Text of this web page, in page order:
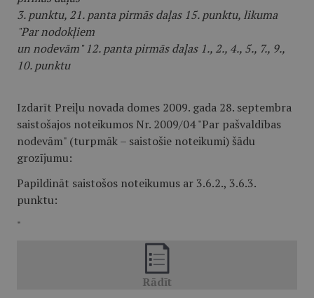
3. punktu, 21. panta pirmās daļas 15. punktu, likuma
"Par nodokļiem
un nodevām" 12. panta pirmās daļas 1., 2., 4., 5., 7., 9.,
10. punktu
Izdarīt Preiļu novada domes 2009. gada 28. septembra
saistošajos noteikumos Nr. 2009/04 "Par pašvaldības
nodevām" (turpmāk – saistošie noteikumi) šādu
grozījumu:
Papildināt saistošos noteikumus ar 3.6.2., 3.6.3.
punktu:
"